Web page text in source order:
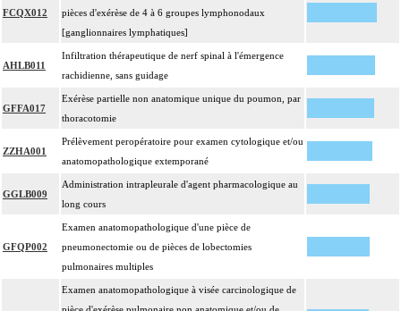
FCQX012
pièces d'exérèse de 4 à 6 groupes lymphonodaux
[ganglionnaires lymphatiques]
AHLB011
Infiltration thérapeutique de nerf spinal à l'émergence
rachidienne, sans guidage
GFFA017
Exérèse partielle non anatomique unique du poumon, par
thoracotomie
ZZHA001
Prélèvement peropératoire pour examen cytologique et/ou
anatomopathologique extemporané
GGLB009
Administration intrapleurale d'agent pharmacologique au
long cours
GFQP002
Examen anatomopathologique d'une pièce de
pneumonectomie ou de pièces de lobectomies
pulmonaires multiples
Examen anatomopathologique à visée carcinologique de